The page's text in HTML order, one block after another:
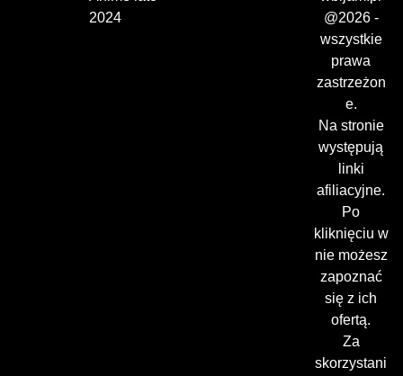
2024
@2026 -
wszystkie
prawa
zastrzeżon
e.
Na stronie
występują
linki
afiliacyjne.
Po
kliknięciu w
nie możesz
zapoznać
się z ich
ofertą.
Za
skorzystani